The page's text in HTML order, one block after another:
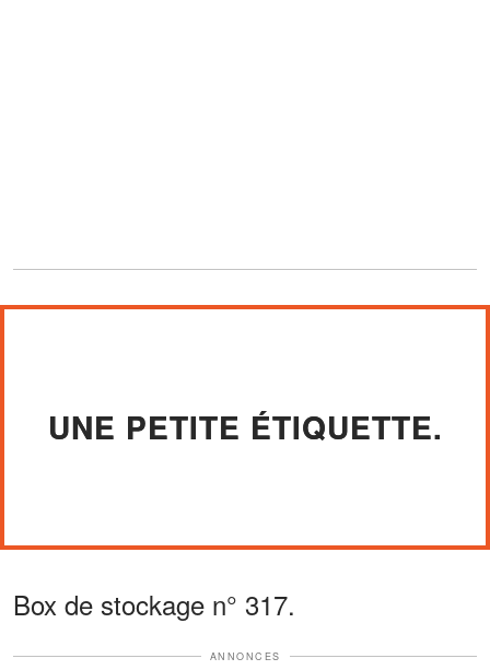
UNE PETITE ÉTIQUETTE.
Box de stockage n° 317.
ANNONCES